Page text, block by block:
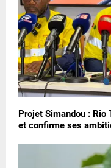
Projet Simandou :
et confirme ses